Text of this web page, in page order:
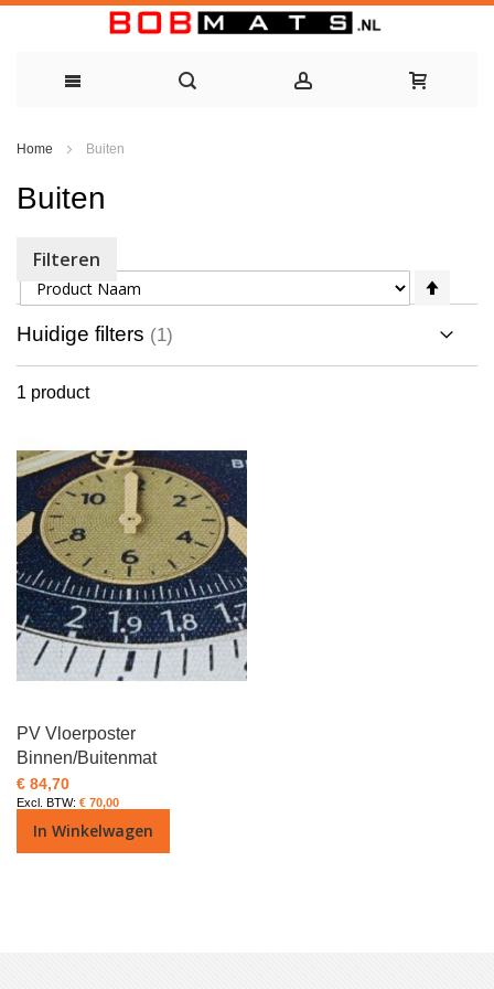
de
Home Buiten
Buiten
1 product
Sorteer op
hoog
naar
PV Vloerposter
Binnen/Buitenmat
€ 84,70
€ 70,00
In Winkelwagen
Filteren
Huidige filters